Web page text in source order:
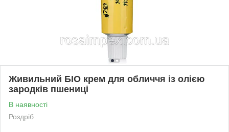
Живильний БІО крем для обличчя із олією
зародків пшениці
В наявності
Роздріб